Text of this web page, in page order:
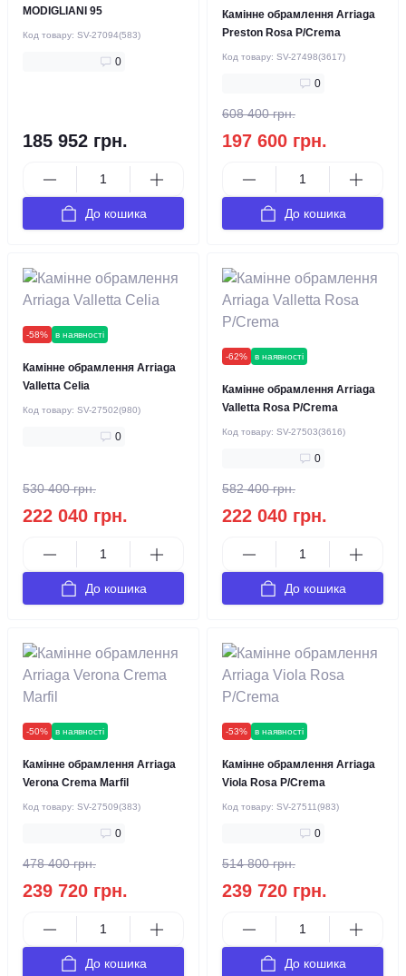
MODIGLIANI 95
Код товару: SV-27094(583)
0
185 952 грн.
До кошика
Камінне обрамлення Arriaga
Preston Rosa P/Crema
Код товару: SV-27498(3617)
0
608 400 грн.
197 600 грн.
До кошика
-58% в наявності
Камінне обрамлення Arriaga
Valletta Celia
Код товару: SV-27502(980)
0
530 400 грн.
222 040 грн.
До кошика
-62% в наявності
Камінне обрамлення Arriaga
Valletta Rosa P/Crema
Код товару: SV-27503(3616)
0
582 400 грн.
222 040 грн.
До кошика
-50% в наявності
Камінне обрамлення Arriaga
Verona Crema Marfil
Код товару: SV-27509(383)
0
478 400 грн.
239 720 грн.
До кошика
-53% в наявності
Камінне обрамлення Arriaga
Viola Rosa P/Crema
Код товару: SV-27511(983)
0
514 800 грн.
239 720 грн.
До кошика